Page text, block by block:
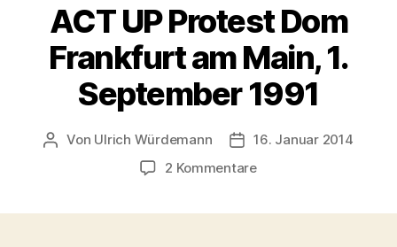
ACT UP Protest Dom
Frankfurt am Main, 1.
September 1991
Beitragsautor
Von Ulrich Würdemann Beitragsdatum
16. Januar 2014
2 Kommentarezu